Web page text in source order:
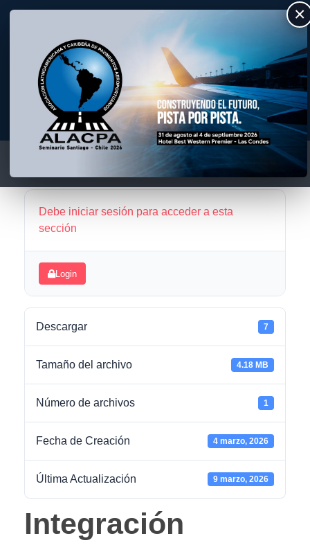
×
Debe iniciar sesión para acceder a esta
sección
Login
Descargar 7
Tamaño del archivo 4.18 MB
Número de archivos 1
Fecha de Creación 4 marzo, 2026
Última Actualización 9 marzo, 2026
Integración